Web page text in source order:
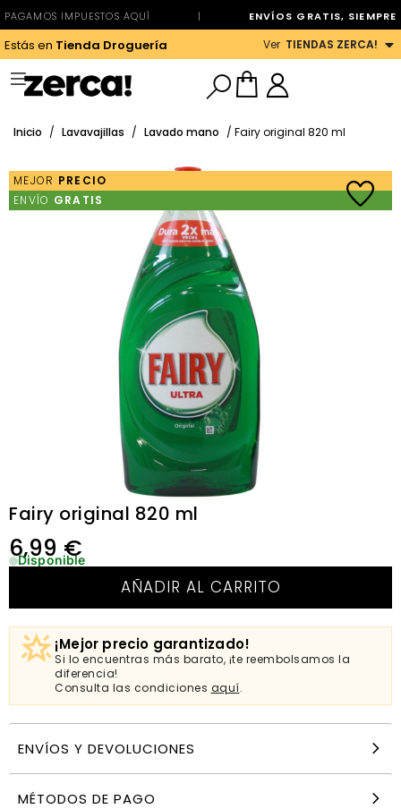
PAGAMOS IMPUESTOS AQUÍ | ENVÍOS GRATIS, SIEMPRE
Estás en Tienda Droguería Ver TIENDAS ZERCA!
Inicio / Lavavajillas / Lavado mano / Fairy original 820 ml
MEJOR PRECIO
ENVÍO GRATIS
Fairy original 820 ml
6,99€
Disponible
AÑADIR AL CARRITO
¡Mejor precio garantizado!
Si lo encuentras más barato, ¡te reembolsamos la
diferencia!
Consulta las condiciones aquí.
ENVÍOS Y DEVOLUCIONES
MÉTODOS DE PAGO